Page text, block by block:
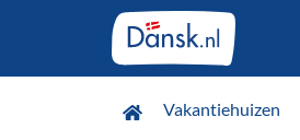
Vakantiehuizen